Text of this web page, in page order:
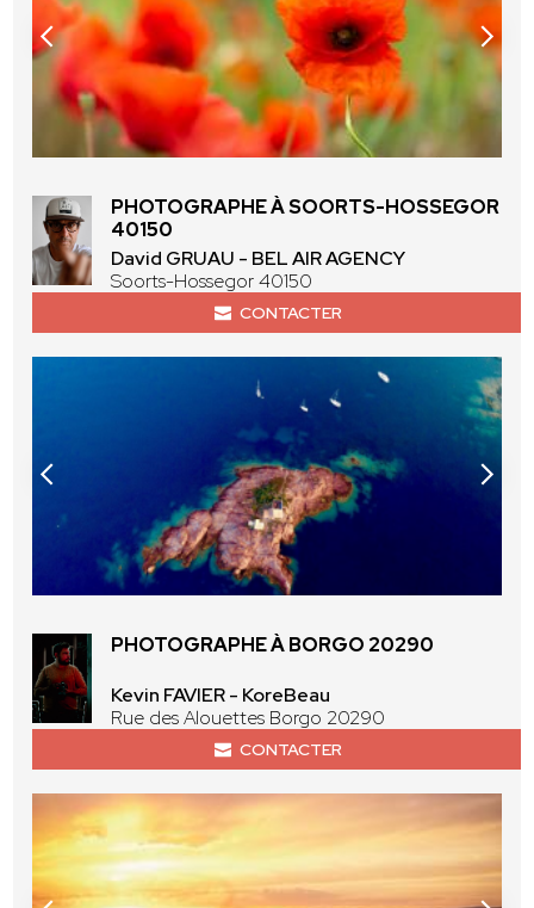
PHOTOGRAPHE À SOORTS-HOSSEGOR
40150
David GRUAU - BEL AIR AGENCY
Soorts-Hossegor 40150
CONTACTER
PHOTOGRAPHE À BORGO 20290
Kevin FAVIER - KoreBeau
Rue des Alouettes Borgo 20290
CONTACTER